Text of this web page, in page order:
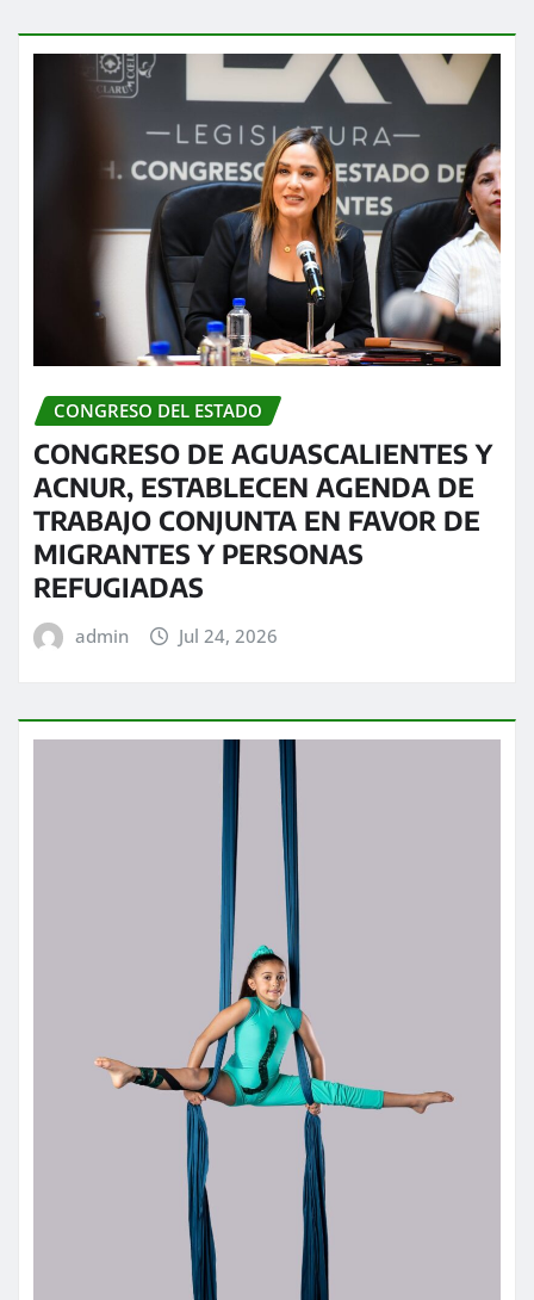
CONGRESO DEL ESTADO
CONGRESO DE AGUASCALIENTES Y
ACNUR, ESTABLECEN AGENDA DE
TRABAJO CONJUNTA EN FAVOR DE
MIGRANTES Y PERSONAS
REFUGIADAS
admin Jul 24, 2026